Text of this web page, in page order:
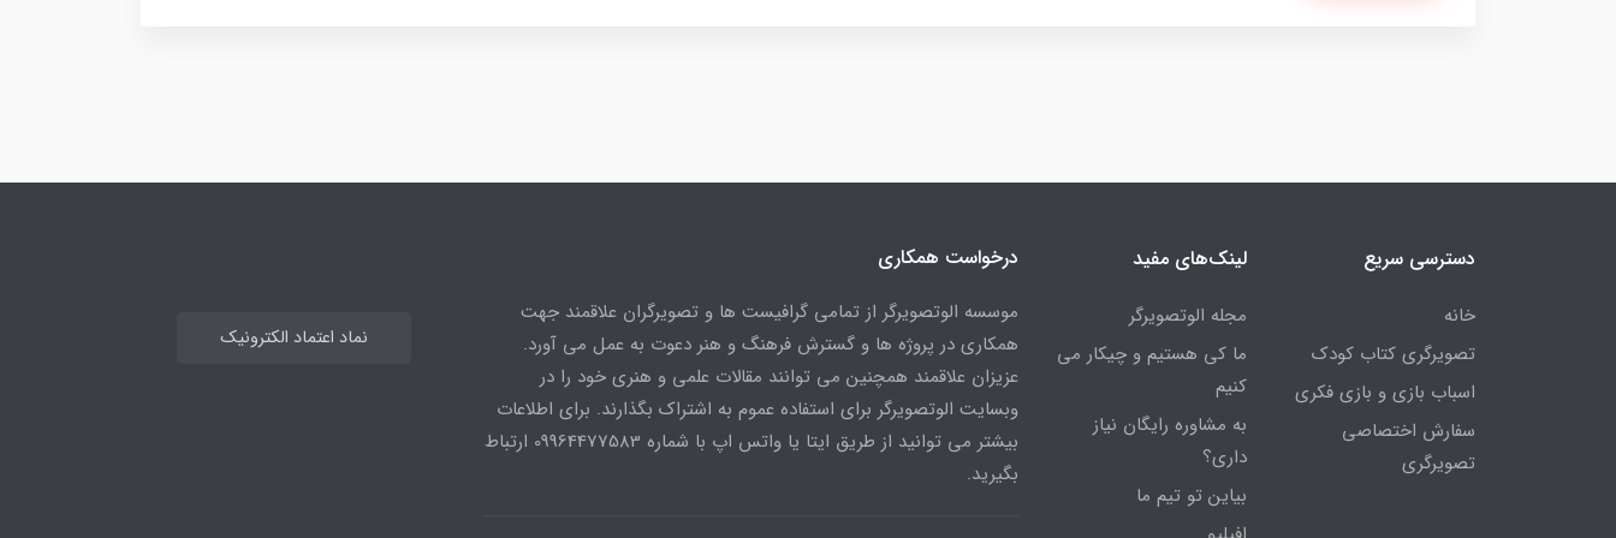
دسترسی سریع
خانه
تصویرگری کتاب کودک
اسباب بازی و بازی فکری
سفارش اختصاصی
تصویرگری
لینک‌های مفید
مجله الوتصویرگر
ما کی هستیم و چیکار می
کنیم
به مشاوره رایگان نیاز
داری؟
بیاین تو تیم ما
درخواست همکاری
موسسه الوتصویرگر از تمامی گرافیست ها و تصویرگران علاقمند جهت
همکاری در پروژه ها و گسترش فرهنگ و هنر دعوت به عمل می آورد.
عزیزان علاقمند همچنین می توانند مقالات علمی و هنری خود را در
وبسایت الوتصویرگر برای استفاده عموم به اشتراک بگذارند. برای اطلاعات
بیشتر می توانید از طریق ایتا یا واتس اپ با شماره 09964477583 ارتباط
بگیرید.
نماد اعتماد الکترونیک